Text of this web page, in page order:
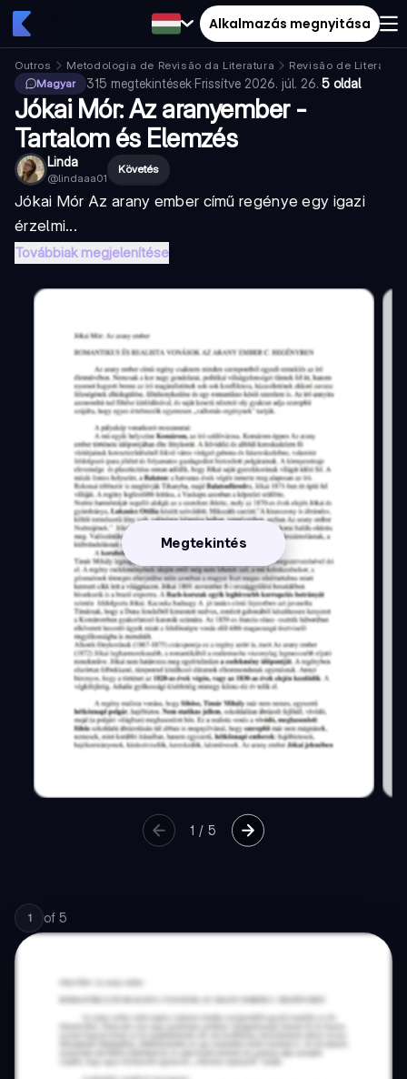
Alkalmazás megnyitása
Outros Metodologia de Revisão da Literatura
Revisão de Literatura
Magyar
315 megtekintések·Frissítve 2026. júl. 26.·5 oldal
Jókai Mór: Az aranyember -
Tartalom és Elemzés
Linda
@lindaaa01
Követés
Jókai Mór Az arany ember című regénye egy igazi
érzelmi...
Továbbiak megjelenítése
Megtekintés
1 /5
1 of 5